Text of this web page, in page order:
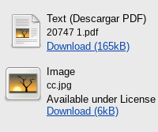
Text (Descargar PDF)
20747 1.pdf
Download (165kB)
Image
cc.jpg
Available under License
Download (6kB)